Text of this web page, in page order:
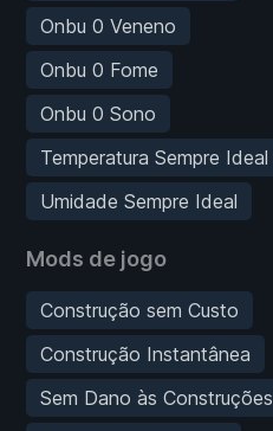
Onbu 0 Veneno
Onbu 0 Fome
Onbu 0 Sono
Temperatura Sempre Ideal
Umidade Sempre Ideal
Mods de jogo
Construção sem Custo
Construção Instantânea
Sem Dano às Construções